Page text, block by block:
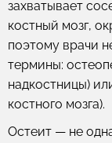
захватывает
костный мозг,
поэтому врачи
термины:
надкостницы)
костного мозга).
Остеит — не